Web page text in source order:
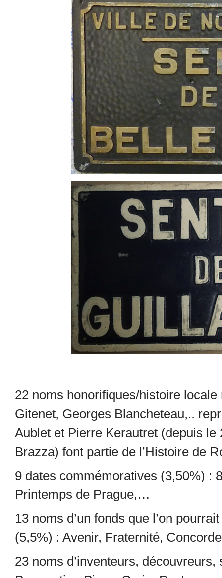
22 noms honorifiques/histoire
Gitenet, Georges Blancheteau,..
Aublet et Pierre Kerautret (depuis
Brazza) font partie de l’Histoire de
9 dates commémoratives (3,50%) :
Printemps de Prague,…
13 noms d’un fonds que l’on
(5,5%) : Avenir, Fraternité,
23 noms d’inventeurs,